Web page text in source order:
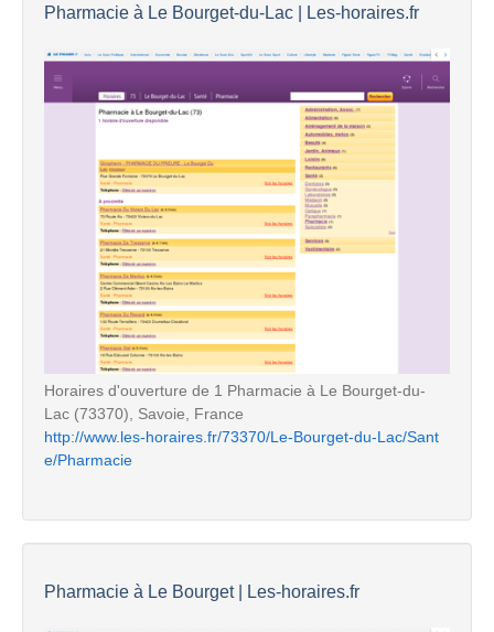
Pharmacie à Le Bourget-du-Lac | Les-horaires.fr
Horaires d'ouverture de 1 Pharmacie à Le Bourget-du-
Lac (73370), Savoie, France
http://www.les-horaires.fr/73370/Le-Bourget-du-Lac/Sant
e/Pharmacie
Pharmacie à Le Bourget | Les-horaires.fr